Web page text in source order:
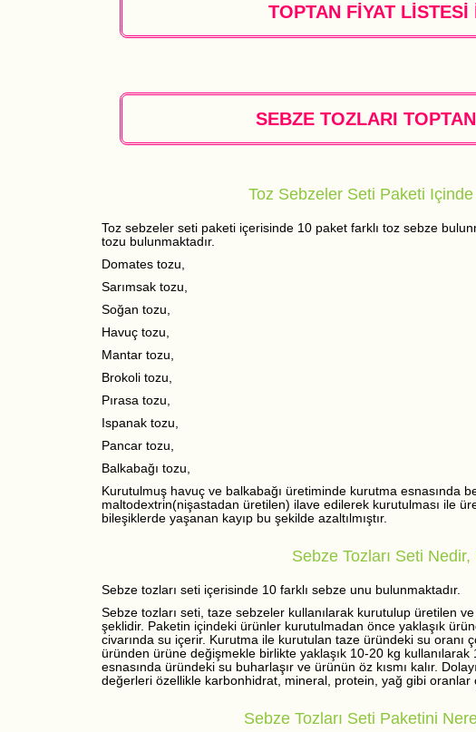
TOPTAN FİYAT
SEBZE TOZLARI
Toz Sebzeler Seti Paketi
Toz sebzeler seti paketi içerisinde 10 paket farklı toz sebze
tozu bulunmaktadır.
Domates tozu,
Sarımsak tozu,
Soğan tozu,
Havuç tozu,
Mantar tozu,
Brokoli tozu,
Pırasa tozu,
Ispanak tozu,
Pancar tozu,
Balkabağı tozu,
Kurutulmuş havuç ve balkabağı üretiminde kurutma esnasında
maltodextrin(nişastadan üretilen) ilave edilerek kurutulması ile
bileşiklerde yaşanan kayıp bu şekilde azaltılmıştır.
Sebze Tozları Seti Nedir,
Sebze tozları seti içerisinde 10 farklı sebze unu bulunmaktadır.
Sebze tozları seti, taze sebzeler kullanılarak kurutulup üretilen
şeklidir. Paketin içindeki ürünler kurutulmadan önce yaklaşık
civarında su içerir. Kurutma ile kurutulan taze üründeki su oranı
üründen ürüne değişmekle birlikte yaklaşık 10-20 kg
esnasında üründeki su buharlaşır ve ürünün öz kısmı kalır.
değerleri özellikle karbonhidrat, mineral, protein, yağ gibi oranlar
Sebze Tozları Seti Paketini